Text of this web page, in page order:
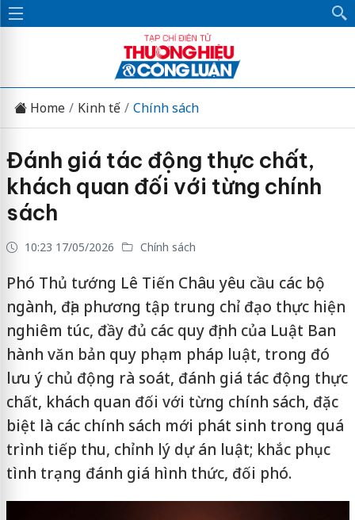
Home Kinh tế Chính sách
Đánh giá tác động thực chất,
khách quan đối với từng chính
sách
10:23 17/05/2026 Chính sách
Phó Thủ tướng Lê Tiến Châu yêu cầu các bộ
ngành, địa phương tập trung chỉ đạo thực hiện
nghiêm túc, đầy đủ các quy định của Luật Ban
hành văn bản quy phạm pháp luật, trong đó
lưu ý chủ động rà soát, đánh giá tác động thực
chất, khách quan đối với từng chính sách, đặc
biệt là các chính sách mới phát sinh trong quá
trình tiếp thu, chỉnh lý dự án luật; khắc phục
tình trạng đánh giá hình thức, đối phó.